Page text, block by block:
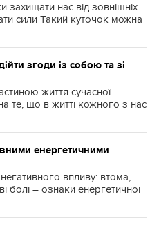
захищати нас від зовнішніх
сили Такий куточок можна
згоди із собою та зі
життя сучасної
те, що в житті кожного з нас
енергетичними
впливу: втома,
болі – ознаки енергетичної